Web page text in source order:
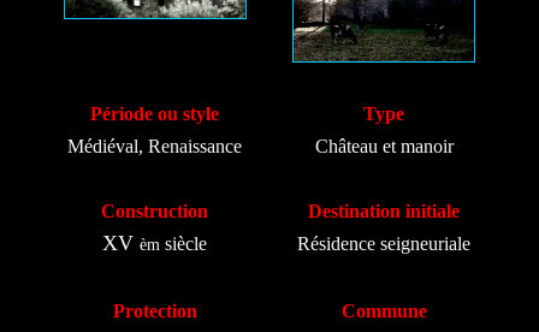
Période ou style
Médiéval, Renaissance
Type
Château et manoir
Construction
XVèm siècle
Destination initiale
Résidence seigneuriale
Protection
Commune